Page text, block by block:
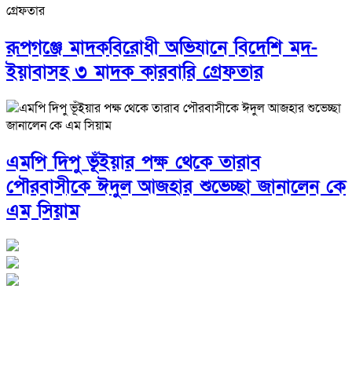
রূপগঞ্জে মাদকবিরোধী অভিযানে বিদেশি মদ-
ইয়াবাসহ ৩ মাদক কারবারি গ্রেফতার
এমপি দিপু ভূঁইয়ার পক্ষ থেকে তারাব
পৌরবাসীকে ঈদুল আজহার শুভেচ্ছা জানালেন কে
এম সিয়াম